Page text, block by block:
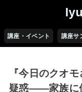
講座・イベント 講座サ
『今日のクオ
疑惑――家族に